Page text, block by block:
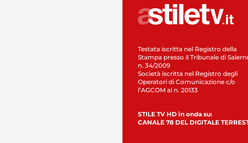
Testata iscritta nel Registro della
Stampa presso il Tribunale di
n. 34/2009
Società iscritta nel Registro degli
Operatori di Comunicazione c/o
l’AGCOM al n. 20133
STILE TV HD in onda su:
CANALE 78 DEL DIGITALE